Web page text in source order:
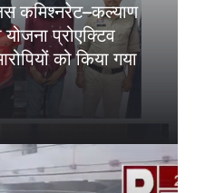
कमिश्नरेट–कल्याण
प्रोएक्टिव
को किया गया